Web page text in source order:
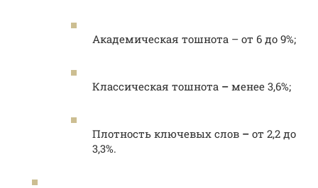
Академическая тошнота – от 6 до 9%;
Классическая тошнота – менее 3,6%;
Плотность ключевых слов – от 2,2 до
3,3%.